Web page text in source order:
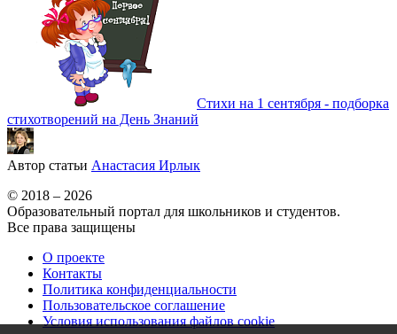
Стихи на 1 сентября - подборка
стихотворений на День Знаний
Автор статьи Анастасия Ирлык
© 2018 – 2026
Образовательный портал для школьников и студентов.
Все права защищены
О проекте
Контакты
Политика конфиденциальности
Пользовательское соглашение
Условия использования файлов cookie